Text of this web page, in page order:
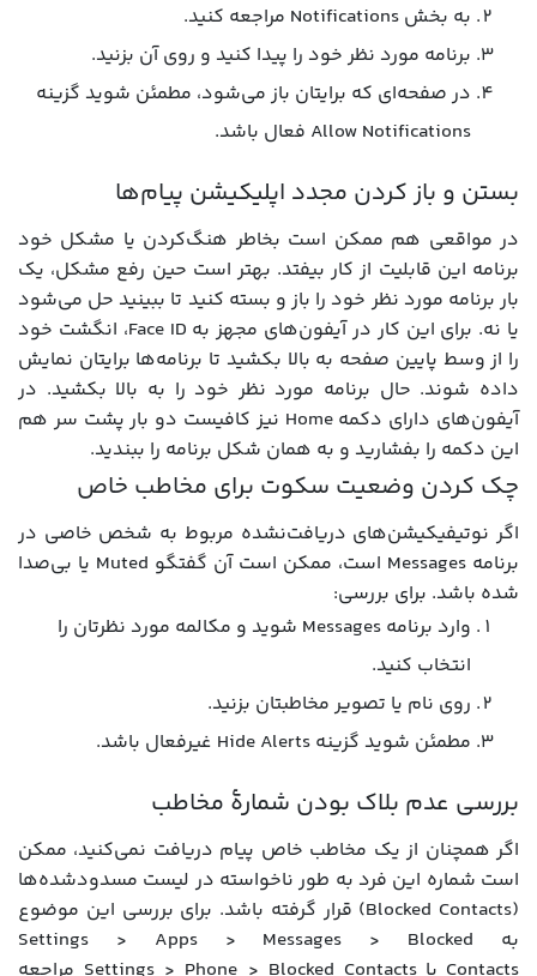
به بخش Notifications مراجعه کنید.
برنامه مورد نظر خود را پیدا کنید و روی آن بزنید.
در صفحه‌ای که برایتان باز می‌شود، مطمئن شوید گزینه
Allow Notifications فعال باشد.
بستن و باز کردن مجدد اپلیکیشن پیام‌ها
در مواقعی هم ممکن است بخاطر هنگ‌کردن یا مشکل خود
برنامه این قابلیت از کار بیفتد. بهتر است حین رفع مشکل، یک
بار برنامه مورد نظر خود را باز و بسته کنید تا ببینید حل می‌شود
یا نه. برای این کار در آیفون‌های مجهز به Face ID، انگشت خود
را از وسط پایین صفحه به بالا بکشید تا برنامه‌ها برایتان نمایش
داده شوند. حال برنامه مورد نظر خود را به بالا بکشید. در
آیفون‌های دارای دکمه Home نیز کافیست دو بار پشت سر هم
این دکمه را بفشارید و به همان شکل برنامه را ببندید.
چک کردن وضعیت سکوت برای مخاطب خاص
اگر نوتیفیکیشن‌های دریافت‌نشده مربوط به شخص خاصی در
برنامه Messages است، ممکن است آن گفتگو Muted یا بی‌صدا
شده باشد. برای بررسی:
وارد برنامه Messages شوید و مکالمه مورد نظرتان را
انتخاب کنید.
روی نام یا تصویر مخاطبتان بزنید.
مطمئن شوید گزینه Hide Alerts غیرفعال باشد.
بررسی عدم بلاک بودن شمارۀ مخاطب
اگر همچنان از یک مخاطب خاص پیام دریافت نمی‌کنید، ممکن
است شماره این فرد به طور ناخواسته در لیست مسدودشده‌ها
(Blocked Contacts) قرار گرفته باشد. برای بررسی این موضوع
به Settings > Apps > Messages > Blocked